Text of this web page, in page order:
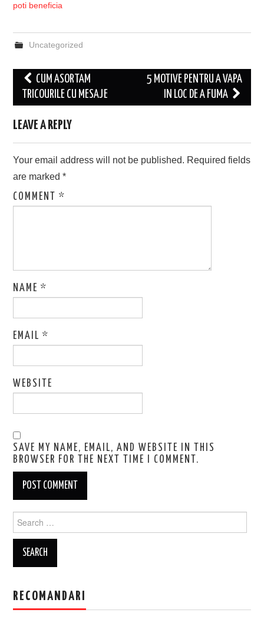
poti beneficia
Uncategorized
Post
navigation
CUM ASORTAM
TRICOURILE CU MESAJE
5 MOTIVE PENTRU A VAPA
IN LOC DE A FUMA
LEAVE A REPLY
Your email address will not be published. Required fields
are marked*
COMMENT*
NAME*
EMAIL*
WEBSITE
SAVE MY NAME, EMAIL, AND WEBSITE IN THIS
BROWSER FOR THE NEXT TIME I COMMENT.
for:
RECOMANDARI